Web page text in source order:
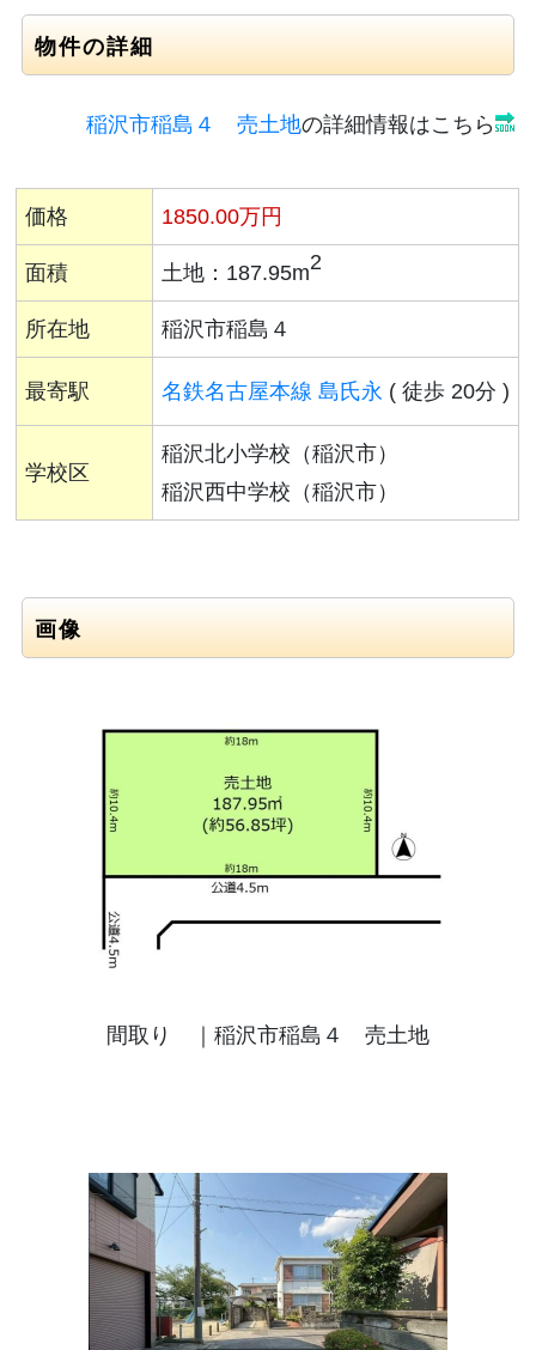
物件の詳細
稲沢市稲島４ 売土地の詳細情報はこちら
価格 1850.00万円
面積 土地：187.95m2
所在地 稲沢市稲島４
最寄駅 名鉄名古屋本線 島氏永 ( 徒歩 20分 )
学校区
稲沢北小学校（稲沢市）
稲沢西中学校（稲沢市）
画像
間取り ｜稲沢市稲島４ 売土地